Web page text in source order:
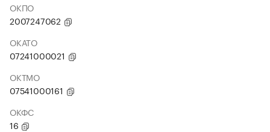
ОКПО
2007247062
ОКАТО
07241000021
ОКТМО
07541000161
ОКФС
16